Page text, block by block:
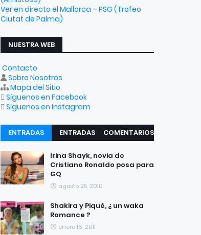
Ver en directo el Mallorca – PSG (Trofeo
Ciutat de Palma)
NUESTRA WEB
Contacto
Sobre Nosotros
Mapa del Sitio
Síguenos en Facebook
Síguenos en Instagram
ENTRADAS
RECIENTES
ENTRADAS
COMENTARIOS
Irina Shayk, novia de
Cristiano Ronaldo posa para
GQ
agosto 25, 2010
Shakira y Piqué, ¿ un waka
Romance ?
enero 16, 2011